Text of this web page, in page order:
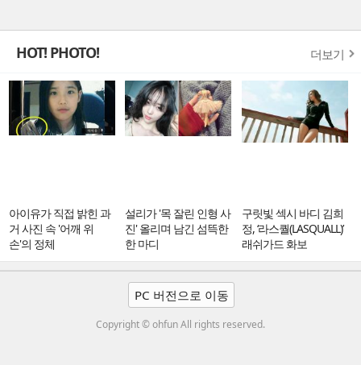
HOT! PHOTO! 더보기
아이유가 직접 밝힌 과
거 사진 속 '어깨 위
손'의 정체
설리가 '목 잘린 인형 사
진' 올리며 남긴 섬뜩한
한 마디
구릿빛 섹시 바디 김희
정, ‘라스퀄(LASQUALL)’
래쉬가드 화보
PC 버전으로 이동
Copyright © ohfun All rights reserved.